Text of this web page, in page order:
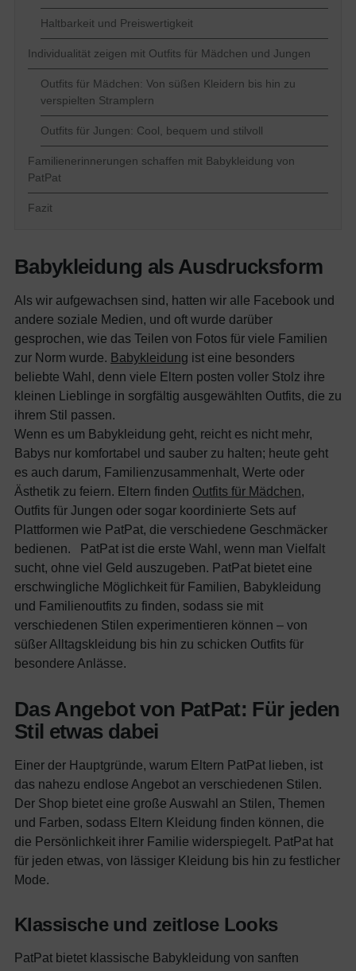
Haltbarkeit und Preiswertigkeit
Individualität zeigen mit Outfits für Mädchen und Jungen
Outfits für Mädchen: Von süßen Kleidern bis hin zu
verspielten Stramplern
Outfits für Jungen: Cool, bequem und stilvoll
Familienerinnerungen schaffen mit Babykleidung von
PatPat
Fazit
Babykleidung als Ausdrucksform
Als wir aufgewachsen sind, hatten wir alle Facebook und
andere soziale Medien, und oft wurde darüber
gesprochen, wie das Teilen von Fotos für viele Familien
zur Norm wurde. Babykleidung ist eine besonders
beliebte Wahl, denn viele Eltern posten voller Stolz ihre
kleinen Lieblinge in sorgfältig ausgewählten Outfits, die zu
ihrem Stil passen.
Wenn es um Babykleidung geht, reicht es nicht mehr,
Babys nur komfortabel und sauber zu halten; heute geht
es auch darum, Familienzusammenhalt, Werte oder
Ästhetik zu feiern. Eltern finden Outfits für Mädchen,
Outfits für Jungen oder sogar koordinierte Sets auf
Plattformen wie PatPat, die verschiedene Geschmäcker
bedienen.
PatPat ist die erste Wahl, wenn man Vielfalt
sucht, ohne viel Geld auszugeben. PatPat bietet eine
erschwingliche Möglichkeit für Familien, Babykleidung
und Familienoutfits zu finden, sodass sie mit
verschiedenen Stilen experimentieren können – von
süßer Alltagskleidung bis hin zu schicken Outfits für
besondere Anlässe.
Das Angebot von PatPat: Für jeden
Stil etwas dabei
Einer der Hauptgründe, warum Eltern PatPat lieben, ist
das nahezu endlose Angebot an verschiedenen Stilen.
Der Shop bietet eine große Auswahl an Stilen, Themen
und Farben, sodass Eltern Kleidung finden können, die
die Persönlichkeit ihrer Familie widerspiegelt. PatPat hat
für jeden etwas, von lässiger Kleidung bis hin zu festlicher
Mode.
Klassische und zeitlose Looks
PatPat bietet klassische Babykleidung von sanften